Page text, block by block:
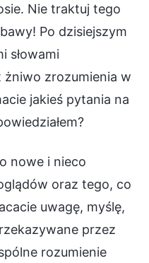
Nie traktuj tego
Po dzisiejszym
słowami
żniwo zrozumienia w
jakieś pytania na
nowe i nieco
oraz tego, co
uwagę, myślę,
przez
rozumienie